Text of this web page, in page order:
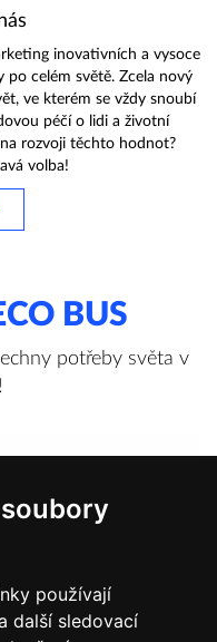
používají
další sledovací
inovativních a vysoce
celém světě. Zcela nový
ve kterém se vždy snoubí
péčí o lidi a životní
rozvoji těchto hodnot?
volba!
BUS
potřeby světa v